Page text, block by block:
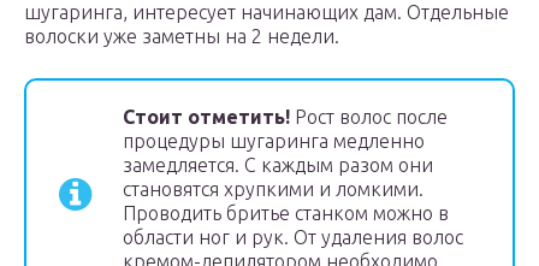
шугаринга, интересует начинающих дам. Отдельные
волоски уже заметны на 2 недели.
Стоит отметить! Рост волос после
процедуры шугаринга медленно
замедляется. С каждым разом они
становятся хрупкими и ломкими.
Проводить бритье станком можно в
области ног и рук. От удаления волос
кремом-депилятором необходимо